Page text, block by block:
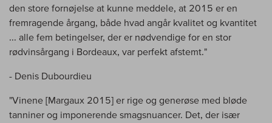
den store fornøjelse at kunne meddele, at 2015 er en
fremragende årgang, både hvad angår kvalitet og kvantitet
... alle fem betingelser, der er nødvendige for en stor
rødvinsårgang i Bordeaux, var perfekt afstemt."
- Denis Dubourdieu
"Vinene [Margaux 2015] er rige og generøse med bløde
tanniner og imponerende smagsnuancer. Det, der især